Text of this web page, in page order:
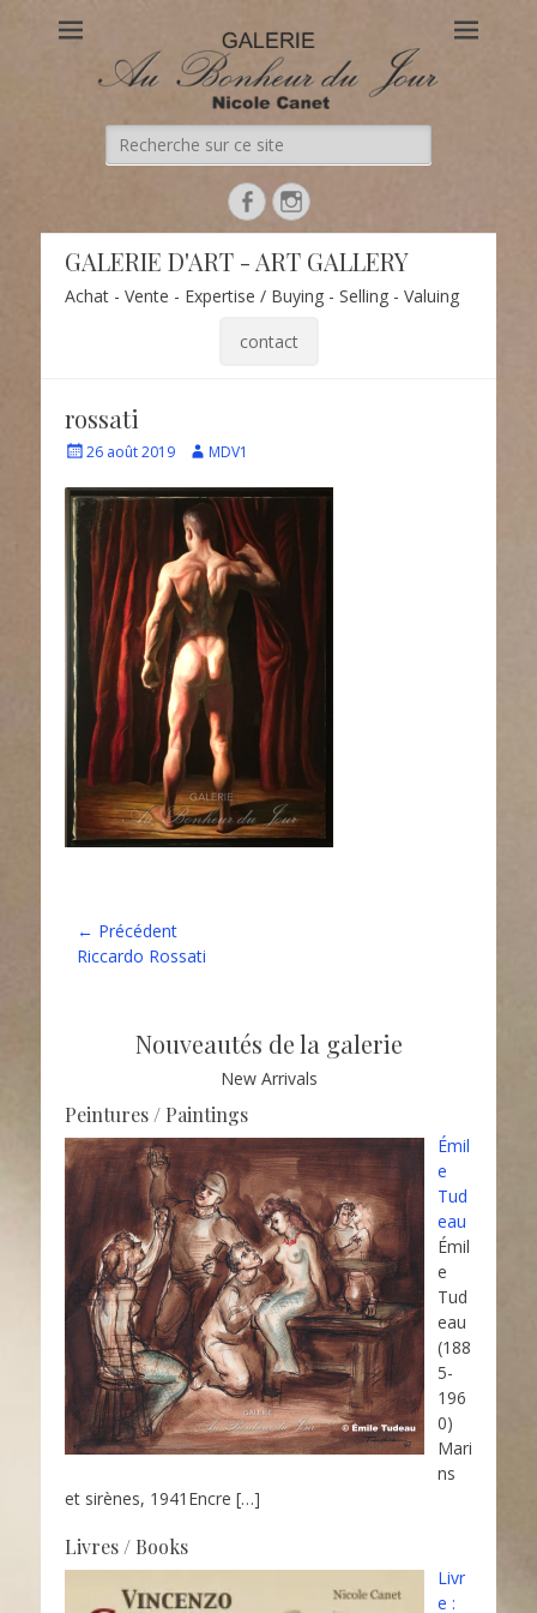
Au Bonheur du Jour
Le site officiel de la Galerie d'Art Au Bonheur du Jour – Nicole
Canet à Paris
Recherche
de:
FacebookInstagram
GALERIE D'ART - ART GALLERY
Achat - Vente - Expertise / Buying - Selling - Valuing
contact
rossati
Écrit26 août 2019 Auteur
MDV1
Navigation
de
← Précédent
Article
Riccardo Rossati
Nouveautés de la galerie
New Arrivals
Peintures / Paintings
Émil
e
Tud
eau
Émil
e
Tud
eau
(188
5-
196
0)
Mari
ns
et sirènes, 1941Encre […]
Livres / Books
Livr
e :